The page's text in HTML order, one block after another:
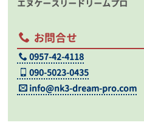
エヌケースリードリームプロ
お問合せ
0957-42-4118
090-5023-0435
info@nk3-dream-pro.com